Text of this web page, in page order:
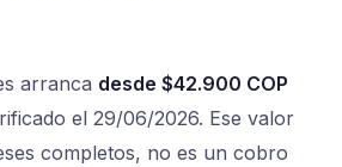
arranca desde $42.900 COP
el 29/06/2026. Ese valor
completos, no es un cobro